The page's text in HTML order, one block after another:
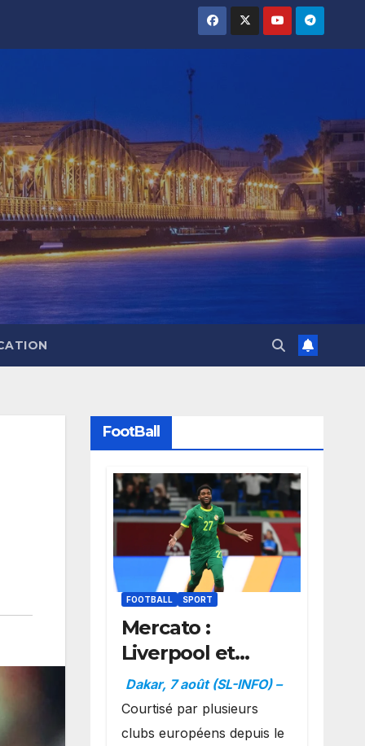
FootBall
FOOTBALL SPORT
Mercato :
Liverpool et
Dortmund se
positionnent en
favoris pour
Dakar, 7 août (SL-INFO) –
Courtisé par plusieurs
clubs européens depuis le